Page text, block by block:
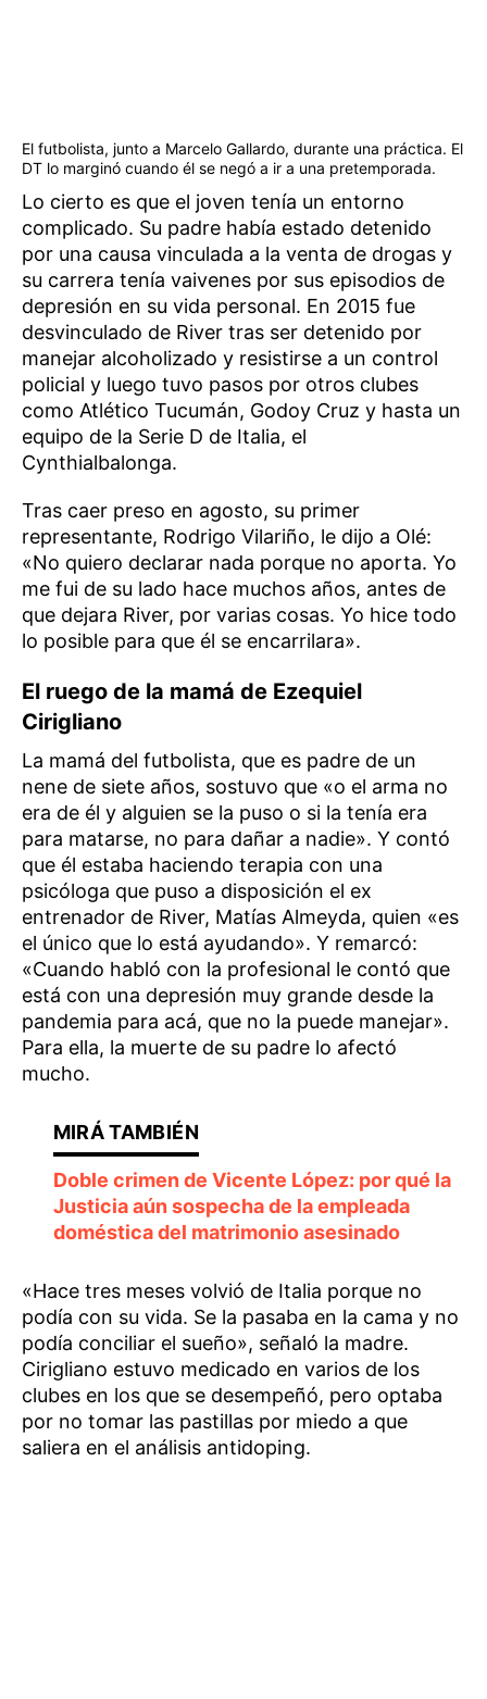
El futbolista, junto a Marcelo Gallardo, durante una práctica. El
DT lo marginó cuando él se negó a ir a una pretemporada.
Lo cierto es que el joven tenía un entorno
complicado. Su padre había estado detenido
por una causa vinculada a la venta de drogas y
su carrera tenía vaivenes por sus episodios de
depresión en su vida personal. En 2015 fue
desvinculado de River tras ser detenido por
manejar alcoholizado y resistirse a un control
policial y luego tuvo pasos por otros clubes
como Atlético Tucumán, Godoy Cruz y hasta un
equipo de la Serie D de Italia, el
Cynthialbalonga.
Tras caer preso en agosto, su primer
representante, Rodrigo Vilariño, le dijo a Olé:
«No quiero declarar nada porque no aporta. Yo
me fui de su lado hace muchos años, antes de
que dejara River, por varias cosas. Yo hice todo
lo posible para que él se encarrilara».
El ruego de la mamá de Ezequiel
Cirigliano
La mamá del futbolista, que es padre de un
nene de siete años, sostuvo que «o el arma no
era de él y alguien se la puso o si la tenía era
para matarse, no para dañar a nadie». Y contó
que él estaba haciendo terapia con una
psicóloga que puso a disposición el ex
entrenador de River, Matías Almeyda, quien «es
el único que lo está ayudando». Y remarcó:
«Cuando habló con la profesional le contó que
está con una depresión muy grande desde la
pandemia para acá, que no la puede manejar».
Para ella, la muerte de su padre lo afectó
mucho.
Doble crimen de Vicente López: por qué la
Justicia aún sospecha de la empleada
doméstica del matrimonio asesinado
«Hace tres meses volvió de Italia porque no
podía con su vida. Se la pasaba en la cama y no
podía conciliar el sueño», señaló la madre.
Cirigliano estuvo medicado en varios de los
clubes en los que se desempeñó, pero optaba
por no tomar las pastillas por miedo a que
saliera en el análisis antidoping.